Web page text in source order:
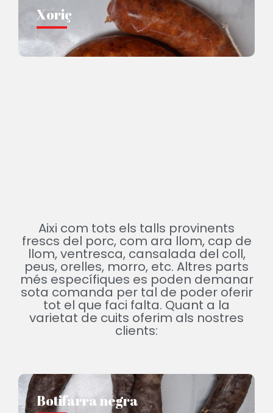
Xoriç
Aixi com tots els talls provinents
frescs del porc, com ara llom, cap de
llom, ventresca, cansalada del coll,
peus, orelles, morro, etc. Altres parts
més específiques es poden demanar
sota comanda per tal de poder oferir
tot el que faci falta. Quant a la
varietat de cuits oferim als nostres
clients:
Botifarra negra